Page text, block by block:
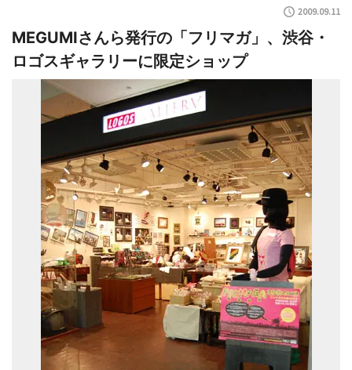
2009.09.11
MEGUMIさんら発行の「フリマガ」、渋谷・
ロゴスギャラリーに限定ショップ